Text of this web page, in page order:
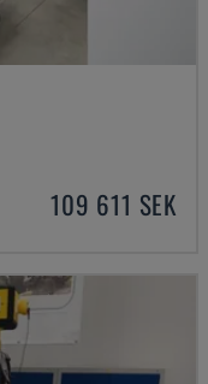
109 611 SEK